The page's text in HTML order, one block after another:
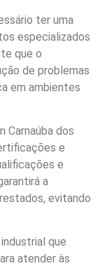
ter uma
especializados
que o
de problemas
em ambientes
Carnaúba dos
e
e
a
evitando
que
atender às